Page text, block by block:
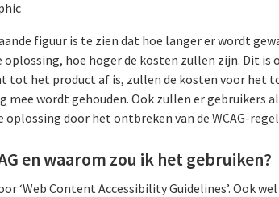
figuur is te zien dat hoe langer er wordt
hoe hoger de kosten zullen zijn. Dit is
tot het product af is, zullen de kosten voor het
mee wordt gehouden. Ook zullen er gebruikers
oplossing door het ontbreken van de WCAG-
en waarom zou ik het gebruiken?
‘Web Content Accessibility Guidelines’. Ook